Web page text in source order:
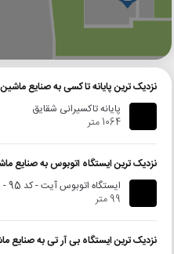
گوگل
نزدیک ترین پایانه تاکسی به صنایع
پایانه تاکسیرانی شقایق
1064 متر
نزدیک ترین ایستگاه اتوبوس به صنایع
ایستگاه اتوبوس آیت - کد 95 - شرق به غرب
99 متر
نزدیک ترین ایستگاه بی آر تی به